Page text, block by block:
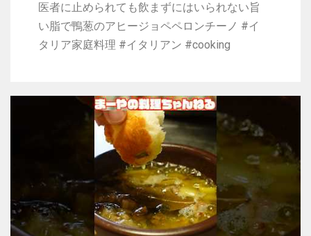
医者に止められても飲まずにはいられない旨
い脂で鴨葱のアヒージョペペロンチーノ #イ
タリア家庭料理 #イタリアン #cooking